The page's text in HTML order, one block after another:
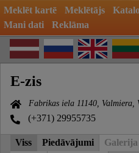
Meklēt kartē Meklētājs
Mani dati
Reklāma
E-zis
Fabrikas iela 11140, Valmiera,
(+371) 29955735
Viss Piedāvājumi Galerija